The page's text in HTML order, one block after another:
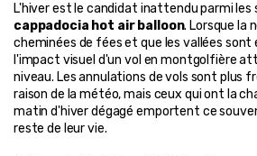
cappadocia hot air balloon. Lorsque la
cheminées de fées et que les vallées sont
l'impact visuel d'un vol en montgolfière
niveau. Les annulations de vols sont plus
raison de la météo, mais ceux qui ont la
matin d'hiver dégagé emportent ce
reste de leur vie.